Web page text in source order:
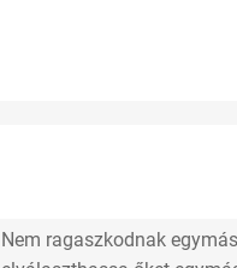
Nem ragaszkodnak